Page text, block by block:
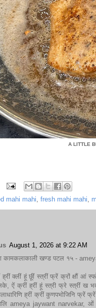
A LITTLE
mahi mahi, fresh mahi mahi,
August 1, 2026 at 9:22 AM
कामकलाकाली खण्ड पटल १५ -
क्लीं हूं छूीं स्त्रीं फ्रें क्रों क्षौं आं
ऐं क्रीं ह्रीं हूं स्त्री फ्रे स्त्रीं ख
ह्रीं क्रीं कुणपभोजिनि फ्रें
ameya jaywant narvekar, ओं